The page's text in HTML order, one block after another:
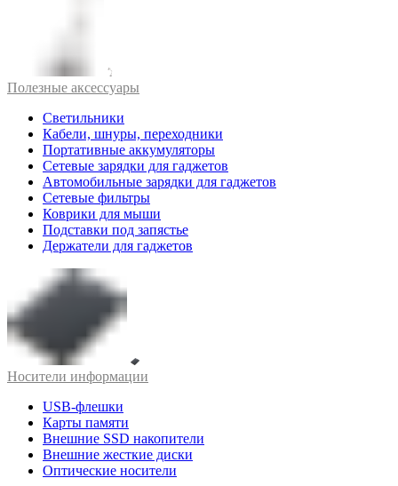
Полезные аксессуары
Светильники
Кабели, шнуры, переходники
Портативные аккумуляторы
Сетевые зарядки для гаджетов
Автомобильные зарядки для гаджетов
Сетевые фильтры
Коврики для мыши
Подставки под запястье
Держатели для гаджетов
Носители информации
USB-флешки
Карты памяти
Внешние SSD накопители
Внешние жесткие диски
Оптические носители